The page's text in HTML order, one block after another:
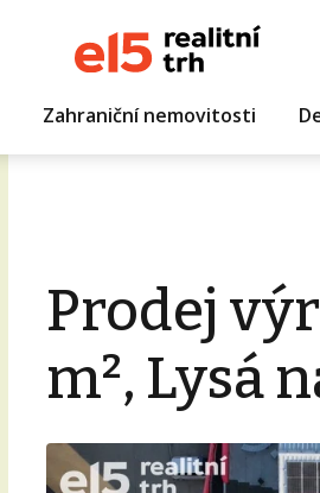
Zahraniční nemovitosti
Prodej
m², Lysá